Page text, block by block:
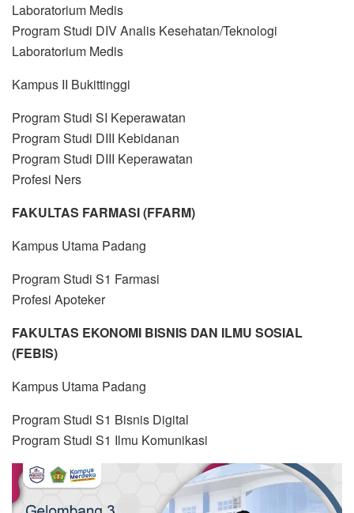
Laboratorium Medis
Program Studi DIV Analis Kesehatan/Teknologi
Laboratorium Medis
Kampus II Bukittinggi
Program Studi SI Keperawatan
Program Studi DIII Kebidanan
Program Studi DIII Keperawatan
Profesi Ners
FAKULTAS FARMASI (FFARM)
Kampus Utama Padang
Program Studi S1 Farmasi
Profesi Apoteker
FAKULTAS EKONOMI BISNIS DAN ILMU SOSIAL
(FEBIS)
Kampus Utama Padang
Program Studi S1 Bisnis Digital
Program Studi S1 Ilmu Komunikasi